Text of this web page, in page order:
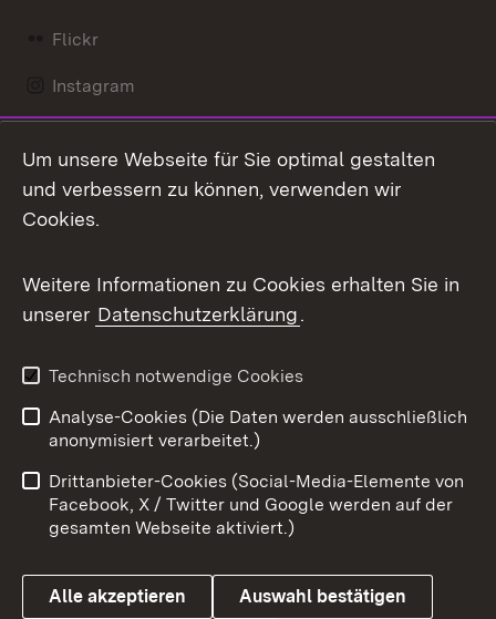
Flickr
Instagram
Mastodon
Messenger
Social Wall
X / Twitter
Youtube
Benutzungshinweise
Barrierefreiheit
Datenschutz
Cookies
Um unsere Webseite für Sie optimal gestalten
und verbessern zu können, verwenden wir
Cookies.
Weitere Informationen zu Cookies erhalten Sie in
unserer Datenschutzerklärung.
Technisch notwendige Cookies
Analyse-Cookies (Die Daten werden ausschließlich
anonymisiert verarbeitet.)
Drittanbieter-Cookies (Social-Media-Elemente von
Facebook, X / Twitter und Google werden auf der
gesamten Webseite aktiviert.)
Alle akzeptieren Auswahl bestätigen